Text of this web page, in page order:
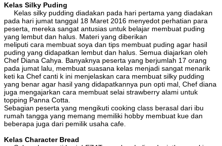
Kelas Silky Puding
Kelas silky pudding diadakan pada hari pertama yang diadakan
pada hari jumat tanggal 18 Maret 2016 menyedot perhatian para
peserta, mereka sangat antusias untuk belajar membuat puding
yang lembut dan halus. Materi yang diberikan
meliputi cara membuat soya dan tips membuat puding agar hasil
puding yang didapatkan lembut dan halus. Semua diajarkan oleh
Chef Diana Cahya. Banyaknya peserta yang berjumlah 17 orang
pada jumat lalu, membuat suasana kelas menjadi sangat menarik
keti ka Chef canti k ini menjelaskan cara membuat silky pudding
yang benar agar hasil yang didapatkannya pun opti mal, Chef diana
juga mengajarkan cara membuat selai strawberry alami untuk
topping Panna Cotta.
Sebagian peserta yang mengikuti cooking class berasal dari ibu
rumah tangga yang memang memiliki hobby membuat kue dan
beberapa juga dari pemilik usaha cafe.
Kelas Character Bread